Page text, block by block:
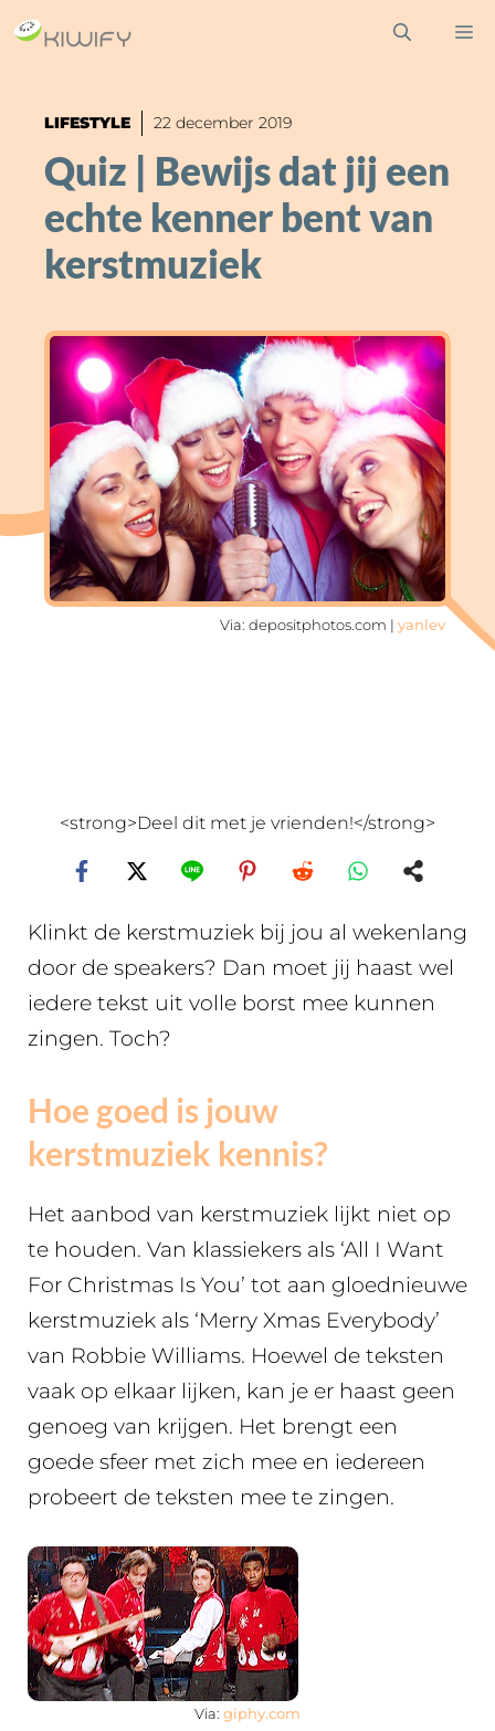
Ga
naar
inhoudLIFESTYLE 22 december 2019
Quiz | Bewijs dat jij een
echte kenner bent van
kerstmuziek
Via: depositphotos.com | yanlev
<strong>Deel dit met je vrienden!</strong>
Klinkt de kerstmuziek bij jou al wekenlang
door de speakers? Dan moet jij haast wel
iedere tekst uit volle borst mee kunnen
zingen. Toch?
Hoe goed is jouw
kerstmuziek kennis?
Het aanbod van kerstmuziek lijkt niet op
te houden. Van klassiekers als ‘All I Want
For Christmas Is You’ tot aan gloednieuwe
kerstmuziek als ‘Merry Xmas Everybody’
van Robbie Williams. Hoewel de teksten
vaak op elkaar lijken, kan je er haast geen
genoeg van krijgen. Het brengt een
goede sfeer met zich mee en iedereen
probeert de teksten mee te zingen.
Via: giphy.com